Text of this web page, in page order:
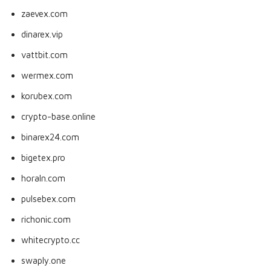
zaevex.com
dinarex.vip
vattbit.com
wermex.com
korubex.com
crypto-base.online
binarex24.com
bigetex.pro
horaln.com
pulsebex.com
richonic.com
whitecrypto.cc
swaply.one